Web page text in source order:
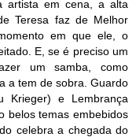
artista em cena, a alta
Teresa faz de Melhor
em que ele, o
E, se é preciso um
um samba, como
a tem de sobra. Guardo
Krieger) e Lembrança
belos temas embebidos
celebra a chegada do